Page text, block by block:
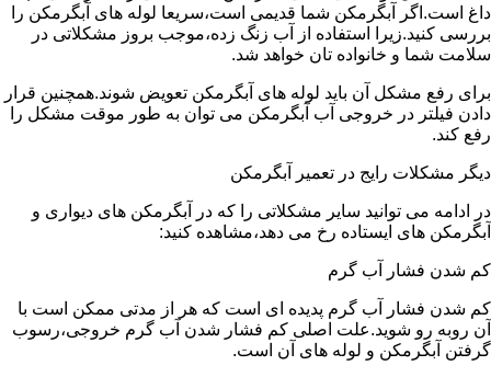
داغ است.اگر آبگرمکن شما قدیمی است،سریعا لوله های آبگرمکن را
بررسی کنید.زیرا استفاده از آب زنگ زده،موجب بروز مشکلاتی در
سلامت شما و خانواده تان خواهد شد.
برای رفع مشکل آن باید لوله های آبگرمکن تعویض شوند.همچنین قرار
دادن فیلتر در خروجی آب آبگرمکن می توان به طور موقت مشکل را
رفع کند.
دیگر مشکلات رایج در تعمیر آبگرمکن
در ادامه می توانید سایر مشکلاتی را که در آبگرمکن های دیواری و
آبگرمکن های ایستاده رخ می دهد،مشاهده کنید:
کم شدن فشار آب گرم
کم شدن فشار آب گرم پدیده ای است که هر از مدتی ممکن است با
آن روبه رو شوید.علت اصلی کم فشار شدن آب گرم خروجی،رسوب
گرفتن آبگرمکن و لوله های آن است.